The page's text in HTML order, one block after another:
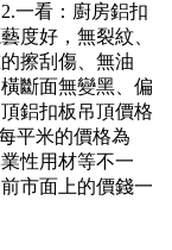
看：廚房鋁扣
度好，無裂紋、
擦刮傷、無油
斷面無變黑、偏
鋁扣板吊頂價格
平米的價格為
性用材等不一
市面上的價錢一